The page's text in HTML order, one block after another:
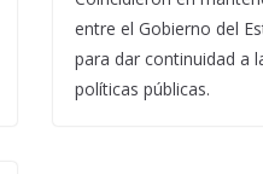
entre el Gobierno del
para dar continuidad a
políticas públicas.